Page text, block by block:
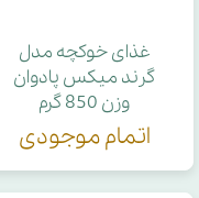
غذای خوکچه مدل
گرند میکس پادوان
وزن 850 گرم
اتمام موجودی